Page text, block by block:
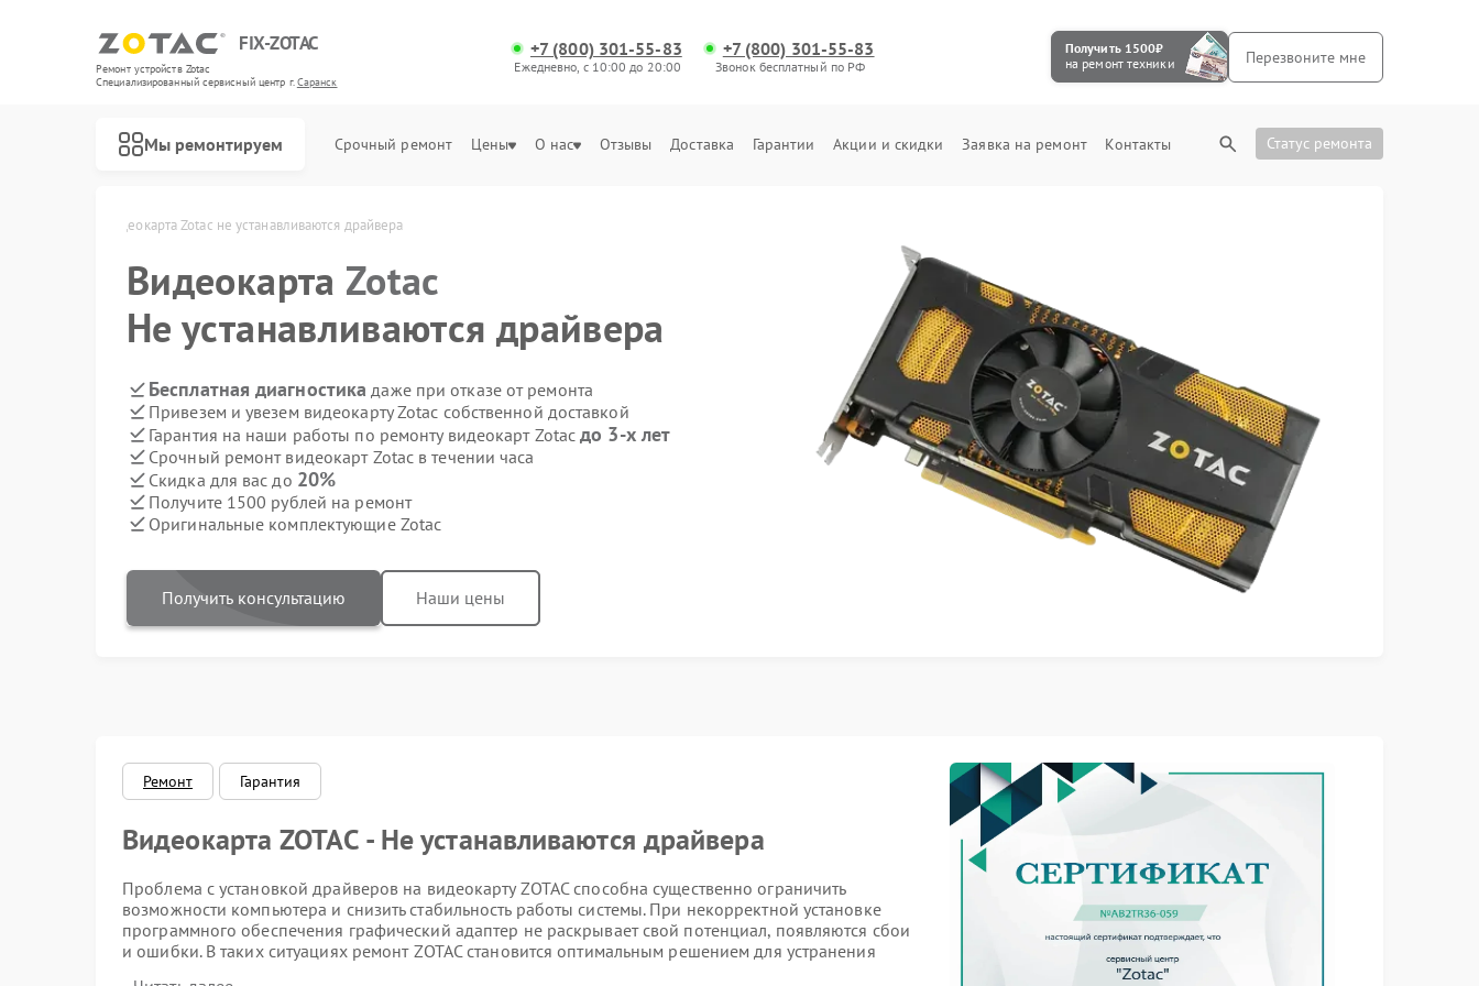
FIX-ZOTAC
Ремонт устройств Zotac
Специализированный cервисный центр г.Саранск
+7 (800) 301-55-83
Ежедневно, с 10:00 до 20:00
+7 (800) 301-55-83
Звонок бесплатный по РФ
Получить 1500₽
на ремонт техники
Перезвоните мне
Мы ремонтируем Срочный ремонт Цены О нас Отзывы Доставка Гарантии Акции и скидки Заявка на ремонт Контакты Статус ремонта
Видеокарта Zotac не устанавливаются драйвера
Видеокарта Zotac
Не устанавливаются драйвера
Бесплатная диагностика даже при отказе от ремонта
Привезем и увезем видеокарту Zotac собственной доставкой
Гарантия на наши работы по ремонту видеокарт Zotacдо 3-х лет
Срочный ремонт видеокарт Zotac в течении часа
Скидка для вас до 20%
Получите 1500 рублей на ремонт
Оригинальные комплектующие Zotac
Получить консультацию Наши цены
Ремонт Гарантия
Видеокарта ZOTAC - Не устанавливаются драйвера
Проблема с установкой драйверов на видеокарту ZOTAC способна существенно ограничить
возможности компьютера и снизить стабильность работы системы. При некорректной установке
программного обеспечения графический адаптер не раскрывает свой потенциал, появляются сбои
и ошибки. В таких ситуациях ремонт ZOTAC становится оптимальным решением для устранения